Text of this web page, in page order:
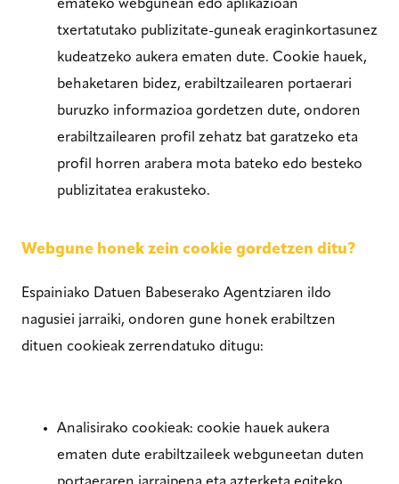
emateko webgunean edo aplikazioan
txertatutako publizitate-guneak eraginkortasunez
kudeatzeko aukera ematen dute. Cookie hauek,
behaketaren bidez, erabiltzailearen portaerari
buruzko informazioa gordetzen dute, ondoren
erabiltzailearen profil zehatz bat garatzeko eta
profil horren arabera mota bateko edo besteko
publizitatea erakusteko.
Webgune honek zein cookie gordetzen ditu?
Espainiako Datuen Babeserako Agentziaren ildo
nagusiei jarraiki, ondoren gune honek erabiltzen
dituen cookieak zerrendatuko ditugu:
Analisirako cookieak: cookie hauek aukera
ematen dute erabiltzaileek webguneetan duten